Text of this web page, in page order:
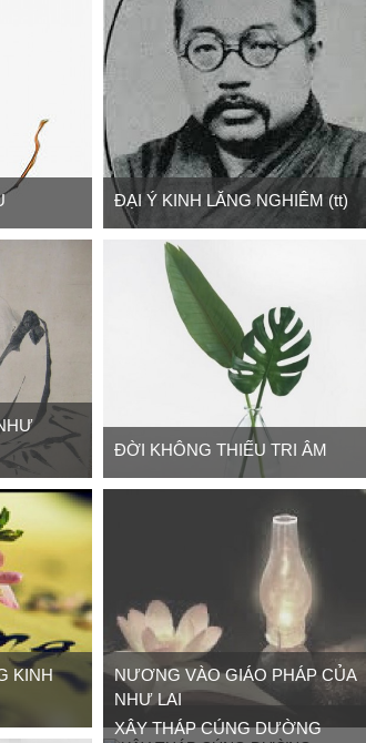
ĐẠI Ý KINH LĂNG NGHIÊM (tt)
ĐỜI KHÔNG THIẾU TRI ÂM
KINH
NƯƠNG VÀO GIÁO PHÁP CỦA
NHƯ LAI
XÂY THÁP CÚNG DƯỜNG